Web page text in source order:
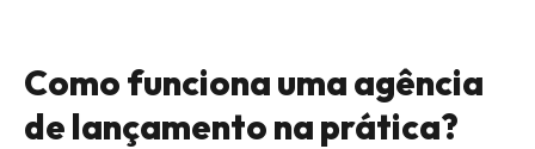
Como funciona uma agência
de lançamento na prática?